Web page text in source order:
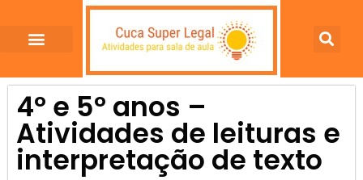
4º e 5º anos –
Atividades de leituras e
interpretação de texto